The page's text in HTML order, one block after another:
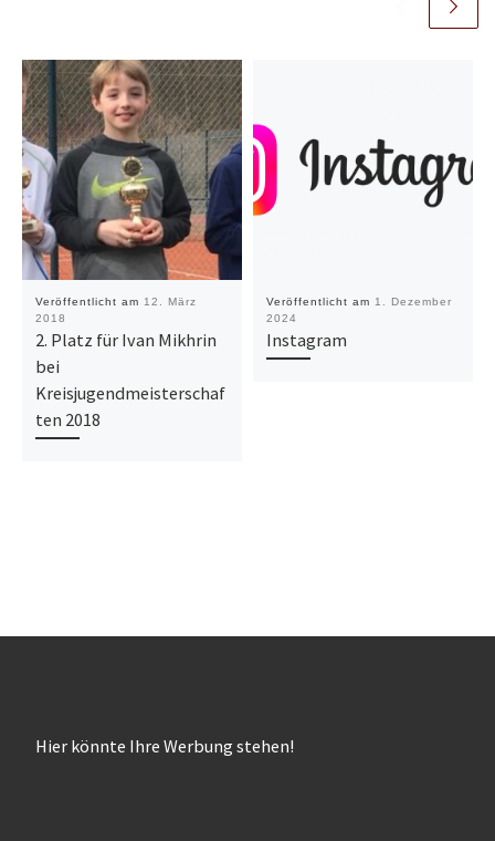
Veröffentlicht am 12. März
2018
2. Platz für Ivan Mikhrin
bei
Kreisjugendmeisterschaf
ten 2018
Veröffentlicht am 1. Dezember
2024
Instagram
Hier könnte Ihre Werbung stehen!